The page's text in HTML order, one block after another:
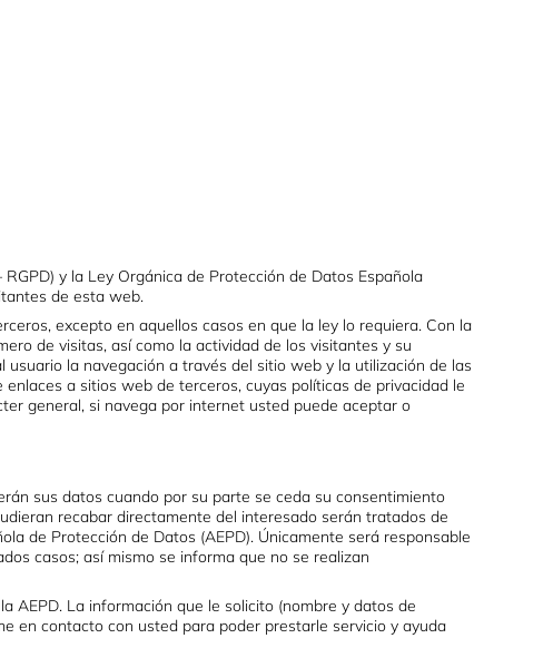
y la Ley Orgánica de Protección de Datos Española
de esta web.
excepto en aquellos casos en que la ley lo requiera. Con la
de visitas, así como la actividad de los visitantes y su
la navegación a través del sitio web y la utilización de las
enlaces a sitios web de terceros, cuyas políticas de privacidad le
general, si navega por internet usted puede aceptar o
sus datos cuando por su parte se ceda su consentimiento
recabar directamente del interesado serán tratados de
de Protección de Datos (AEPD). Únicamente será responsable
casos; así mismo se informa que no se realizan
AEPD. La información que le solicito (nombre y datos de
en contacto con usted para poder prestarle servicio y ayuda